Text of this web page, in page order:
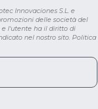
Innovaciones S.L. e
delle società del
l'utente ha il diritto di
nel nostro sito. Politica